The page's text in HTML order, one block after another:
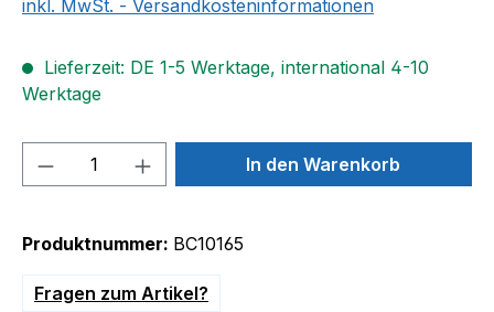
inkl. MwSt. - Versandkosteninformationen
Lieferzeit: DE 1-5 Werktage, international 4-10
Werktage
Produkt Anzahl: Gib denIn den Warenkorb
Produktnummer: BC10165
Fragen zum Artikel?